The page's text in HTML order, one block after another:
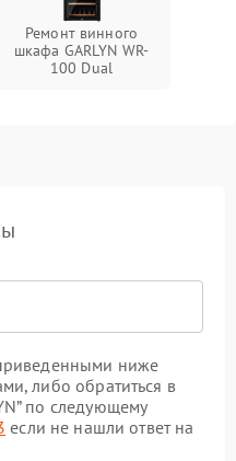
Ремонт винного
шкафа GARLYN WR-
100 Dual
ниже
либо обратиться в
по следующему
если не нашли ответ на